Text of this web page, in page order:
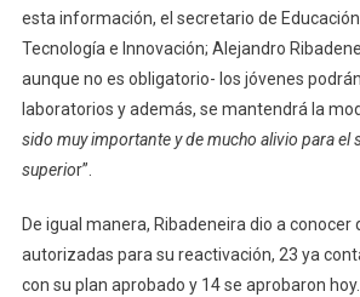
esta información, el secretario de
Tecnología e Innovación; Alejandro
aunque no es obligatorio- los jóvenes
laboratorios y además, se mantendrá la
sido muy importante y de mucho alivio para el
superior”.
De igual manera, Ribadeneira dio a conocer
autorizadas para su reactivación, 23 ya
con su plan aprobado y 14 se aprobaron